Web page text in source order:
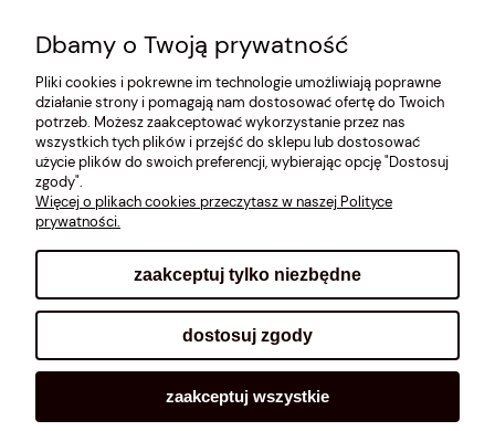
O MNIE
ROZMIARÓWKA [cm]
REGULAMIN
METODY PŁATNOŚCI
Sklep internetowy Shoplo.pl, powered byShoper.
Dbamy o Twoją prywatność
Pliki cookies i pokrewne im technologie umożliwiają poprawne
działanie strony i pomagają nam dostosować ofertę do Twoich
potrzeb. Możesz zaakceptować wykorzystanie przez nas
wszystkich tych plików i przejść do sklepu lub dostosować
użycie plików do swoich preferencji, wybierając opcję "Dostosuj
zgody".
Więcej o plikach cookies przeczytasz w naszej Polityce
prywatności.
zaakceptuj tylko niezbędne
dostosuj zgody
zaakceptuj wszystkie